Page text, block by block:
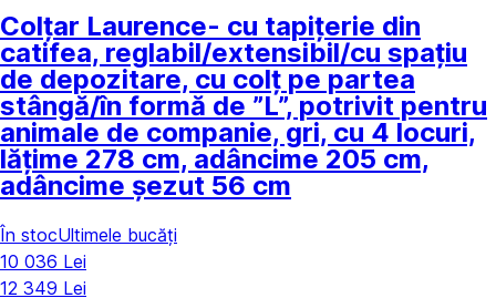
Colțar Laurence- cu tapițerie din
catifea, reglabil/extensibil/cu spațiu
de depozitare, cu colț pe partea
stângă/în formă de ”L”, potrivit pentru
animale de companie, gri, cu 4 locuri,
lățime 278 cm, adâncime 205 cm,
adâncime șezut 56 cm
În stocUltimele bucăți
10 036 Lei
12 349 Lei